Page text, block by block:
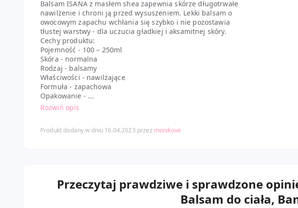
Balsam ISANA z masłem shea zapewnia skórze długotrwałe
nawilżenie i chroni ją przed wysuszeniem. Lekki balsam o
owocowym zapachu wchłania się szybko i nie pozostawia
tłustej warstwy - dla uczucia gładkiej i aksamitnej skóry.
Cechy produktu:
Pojemność - 100 – 250ml
Skóra - normalna
Rodzaj - balsamy
Właściwości - nawilżające
Formuła - zapachowa
Opakowanie - ...
Rozwiń opis
Produkt dodany w dniu 16.04.2023 przez monikove
Przeczytaj prawdziwe i sprawdzone
Balsam do ciała,